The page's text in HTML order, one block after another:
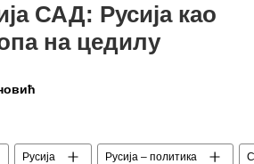
САД: Русија као
на цедилу
Русија Русија – политика